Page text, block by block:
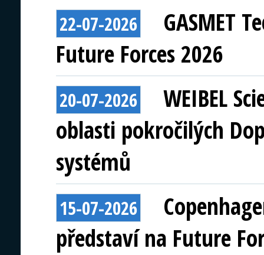
22-07-2026
GASMET
Future Forces 2026
20-07-2026
WEIBEL
oblasti pokročilých
systémů
15-07-2026
představí na Future